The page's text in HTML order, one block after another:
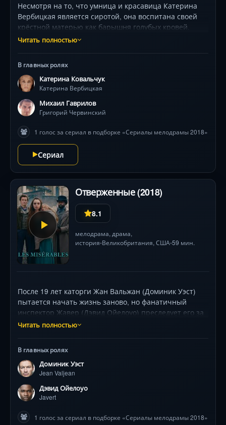
Несмотря на то, что умница и красавица Катерина
Вербицкая является сиротой, она воспитана своей
крёстной матерью как барышня голубых кровей.
Девушка знает иностранные языки, прекрасно
Червинским. Ни в мире крепостных, но и мире
дворян Катерина не может найти себе место.
Читать полностью
В главных ролях
Катерина Ковальчук
Катерина Вербицкая
Михаил Гаврилов
Григорий Червинский
1 голос за сериал в подборке «Сериалы мелодрамы 2018»
Сериал
Отверженные (2018)
8.1
мелодрама, драма,
история•Великобритания, США•59 мин.
После 19 лет каторги Жан Вальжан (Доминик Уэст)
пытается начать жизнь заново, но фанатичный
инспектор Жавер (Дэвид Ойелоуо) преследует его за
прошлую ошибку. Судьба сталкивает Вальжана с
трактирщиков Тенардье. Ради спасения девочки
герой рискует свободой, а на фоне нарастающих
парижских восстаний его ждут неожиданные
повороты судьбы, испытания любовью и
жертвенностью. Визуальная мощь сериала —
атмосфера тревоги — усиливает вечные вопросы о
Читать полностью
В главных ролях
Доминик Уэст
Jean Valjean
Дэвид Ойелоуо
Javert
1 голос за сериал в подборке «Сериалы мелодрамы 2018»